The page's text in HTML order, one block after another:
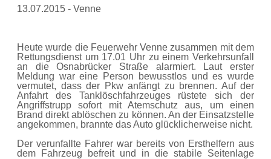
13.07.2015 - Venne
Heute wurde die Feuerwehr Venne zusammen mit dem
Rettungsdienst um 17.01 Uhr zu einem Verkehrsunfall
an die Osnabrücker Straße alarmiert. Laut erster
Meldung war eine Person bewusstlos und es wurde
vermutet, dass der Pkw anfängt zu brennen. Auf der
Anfahrt des Tanklöschfahrzeuges rüstete sich der
Angriffstrupp sofort mit Atemschutz aus, um einen
Brand direkt ablöschen zu können. An der Einsatzstelle
angekommen, brannte das Auto glücklicherweise nicht.
Der verunfallte Fahrer war bereits von Ersthelfern aus
dem Fahrzeug befreit und in die stabile Seitenlage